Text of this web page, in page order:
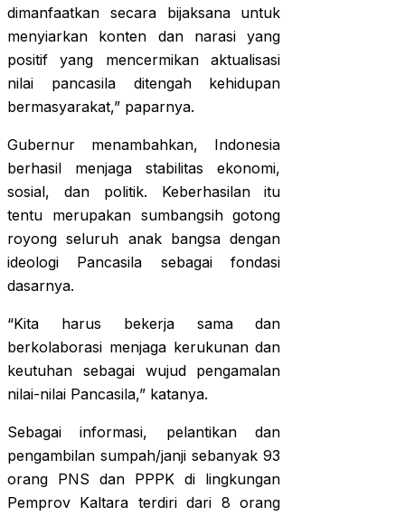
dimanfaatkan secara bijaksana untuk
menyiarkan konten dan narasi yang
positif yang mencermikan aktualisasi
nilai pancasila ditengah kehidupan
bermasyarakat,” paparnya.
Gubernur menambahkan, Indonesia
berhasil menjaga stabilitas ekonomi,
sosial, dan politik. Keberhasilan itu
tentu merupakan sumbangsih gotong
royong seluruh anak bangsa dengan
ideologi Pancasila sebagai fondasi
dasarnya.
“Kita harus bekerja sama dan
berkolaborasi menjaga kerukunan dan
keutuhan sebagai wujud pengamalan
nilai-nilai Pancasila,” katanya.
Sebagai informasi, pelantikan dan
pengambilan sumpah/janji sebanyak 93
orang PNS dan PPPK di lingkungan
Pemprov Kaltara terdiri dari 8 orang